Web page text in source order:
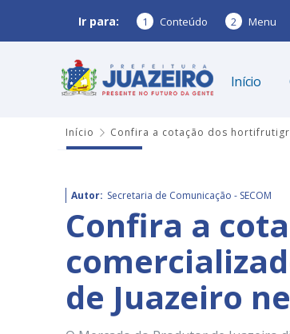
Ir para: 1 Conteúdo 2 Menu
Início
Início Confira a cotação dos
Autor: Secretaria de Comunicação - SECOM
Confira a
de Juazeiro